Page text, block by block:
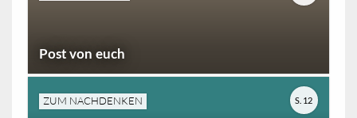
Post von euch
ZUM NACHDENKEN S. 12